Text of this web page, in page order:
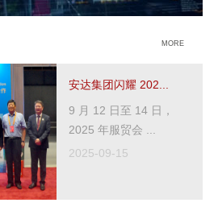
MORE
安达集团闪耀 202...
9 月 12 日至 14 日，
2025 年服贸会 ...
2025-09-15